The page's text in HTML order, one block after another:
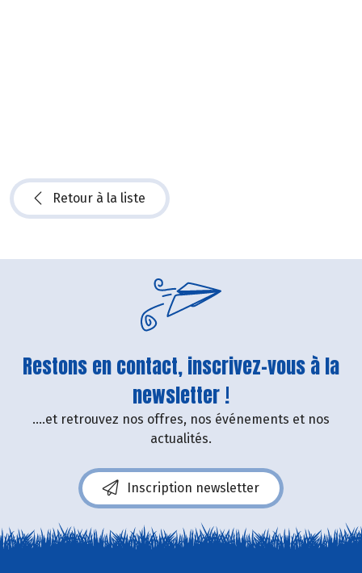
Retour à la liste
Restons en contact, inscrivez-vous à la
newsletter !
....et retrouvez nos offres, nos événements et nos
actualités.
Inscription newsletter